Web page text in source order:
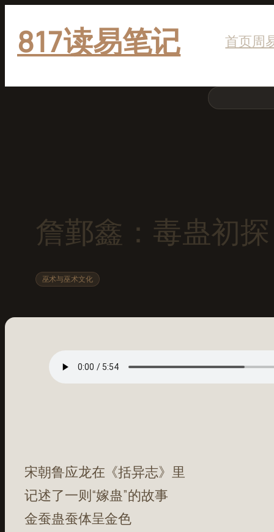
内817读易笔记 首页周
詹鄞鑫：毒蛊初
巫术与巫术文化
宋朝鲁应龙在《括异志》里
记述了一则“嫁蛊”的故事
金蚕蛊蚕体呈金色